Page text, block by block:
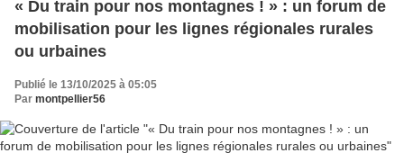
« Du train pour nos montagnes ! » : un forum de
mobilisation pour les lignes régionales rurales
ou urbaines
Publié le 13/10/2025 à 05:05
Par montpellier56